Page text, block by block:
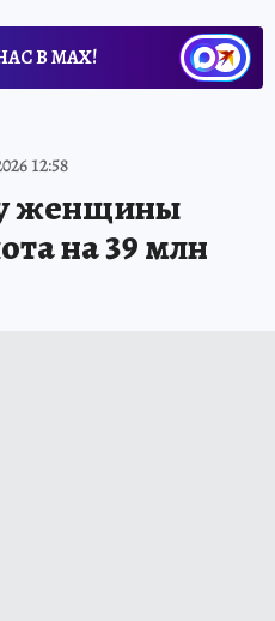
В МАХ!
12:58
у женщины
на 39 млн